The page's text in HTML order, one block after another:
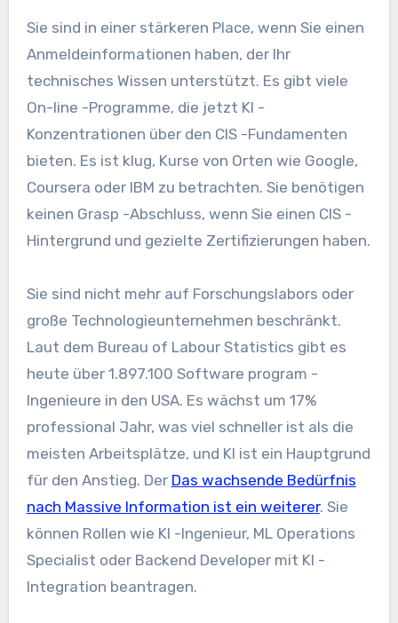
Sie sind in einer stärkeren Place, wenn Sie einen
Anmeldeinformationen haben, der Ihr
technisches Wissen unterstützt. Es gibt viele
On-line -Programme, die jetzt KI -
Konzentrationen über den CIS -Fundamenten
bieten. Es ist klug, Kurse von Orten wie Google,
Coursera oder IBM zu betrachten. Sie benötigen
keinen Grasp -Abschluss, wenn Sie einen CIS -
Hintergrund und gezielte Zertifizierungen haben.
Sie sind nicht mehr auf Forschungslabors oder
große Technologieunternehmen beschränkt.
Laut dem Bureau of Labour Statistics gibt es
heute über 1.897.100 Software program -
Ingenieure in den USA. Es wächst um 17%
professional Jahr, was viel schneller ist als die
meisten Arbeitsplätze, und KI ist ein Hauptgrund
für den Anstieg. Der Das wachsende Bedürfnis
nach Massive Information ist ein weiterer. Sie
können Rollen wie KI -Ingenieur, ML Operations
Specialist oder Backend Developer mit KI -
Integration beantragen.